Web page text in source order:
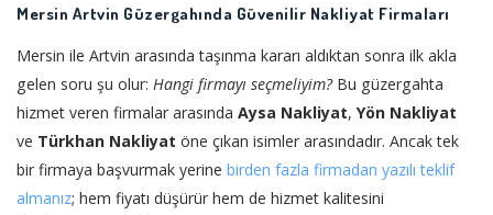
Mersin Artvin Güzergahında Güvenilir Nakliyat Firmaları
Mersin ile Artvin arasında taşınma kararı aldıktan sonra ilk akla
gelen soru şu olur: Hangi firmayı seçmeliyim?Bu güzergahta
hizmet veren firmalar arasında Aysa Nakliyat, Yön Nakliyat
ve Türkhan Nakliyat öne çıkan isimler arasındadır. Ancak tek
bir firmaya başvurmak yerine birden fazla firmadan yazılı teklif
almanız; hem fiyatı düşürür hem de hizmet kalitesini